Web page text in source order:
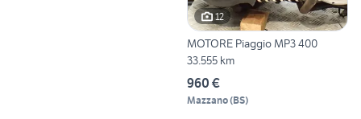
12
MOTORE Piaggio MP3 400
33.555 km
960 €
Mazzano(BS)